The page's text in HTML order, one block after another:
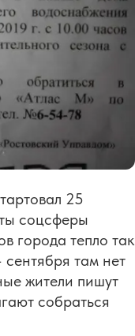
25
соцсферы
города тепло так
сентября там нет
жители пишут
собраться